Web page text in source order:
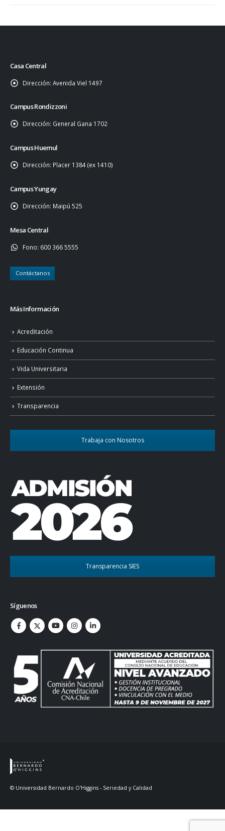
Casa Central
Dirección: Avenida Viel 1497
Campus Rondizzoni
Dirección: General Gana 1702
Campus Huemul
Dirección: Placer 1384 (ex 1410)
Campus Yungay
Dirección: Maipú 525
Mesa Central
Fono: 600 366 5555
Contáctanos
Más Información
Acreditación
Educación Continua
Vida Universitaria
Extensión
Transparencia
Trabaja con Nosotros
Transparencia SIES
Síguenos
© Universidad Bernardo O'Higgins - Seriedad y Calidad